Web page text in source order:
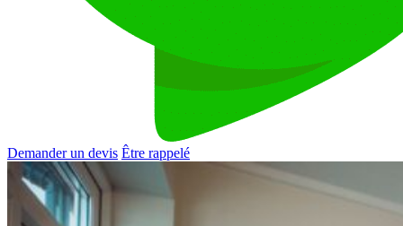
Demander un devis Être rappelé